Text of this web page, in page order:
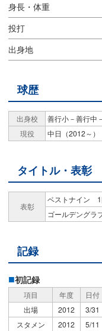
身長・体重
投打
出身地
球歴
出身校
善行小－善行中
現役
中日（2012～）
タイトル・表彰
表彰
ベストナイン 1
ゴールデングラ
記録
初記録
項目 年度 日付
出場
2012 3/31
スタメン
2012 5/11